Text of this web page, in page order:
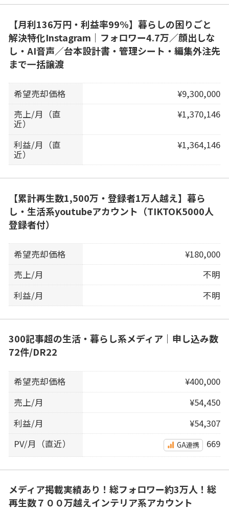
【月利136万円・利益率99%】暮らしの困りごと
解決特化Instagram｜フォロワー4.7万／顔出しな
し・AI音声／台本設計書・管理シート・編集外注先
まで一括譲渡
希望売却価格
¥9,300,000
売上/月（直
近）
¥1,370,146
利益/月（直
近）
¥1,364,146
【累計再生数1,500万・登録者1万人越え】暮ら
し・生活系youtubeアカウント（TIKTOK5000人
登録者付）
希望売却価格
¥180,000
売上/月
不明
利益/月
不明
300記事超の生活・暮らし系メディア｜申し込み数
72件/DR22
希望売却価格
¥400,000
売上/月
¥54,450
利益/月
¥54,307
PV/月（直近）
GA連携 669
メディア掲載実績あり！総フォロワー約3万人！総
再生数７００万越えインテリア系アカウント